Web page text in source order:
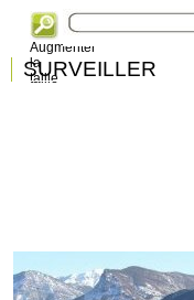
Augmenter
la
taille
SURVEILLER